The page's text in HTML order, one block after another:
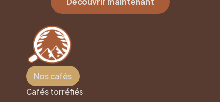
Nos cafés
Cafés torréfiés